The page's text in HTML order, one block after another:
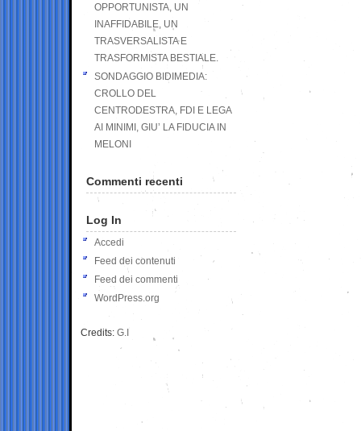
OPPORTUNISTA, UN
INAFFIDABILE, UN
TRASVERSALISTA E
TRASFORMISTA BESTIALE.
SONDAGGIO BIDIMEDIA:
CROLLO DEL
CENTRODESTRA, FDI E LEGA
AI MINIMI, GIU’ LA FIDUCIA IN
MELONI
Commenti recenti
Log In
Accedi
Feed dei contenuti
Feed dei commenti
WordPress.org
Credits: G.I